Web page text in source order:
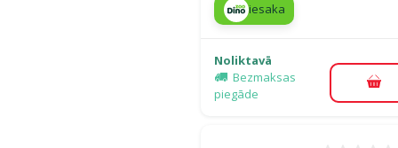
iesaka
Noliktavā
Bezmaksas
piegāde